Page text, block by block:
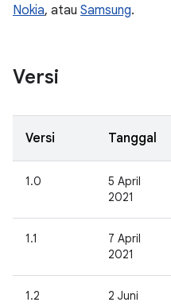
Nokia, atau Samsung.
Versi
Versi Tanggal
1.0
5 April
2021
1.1
7 April
2021
1.2
2 Juni